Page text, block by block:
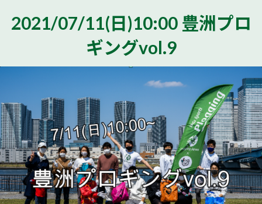
2021/07/11(日)10:00 豊洲プロ
ギングvol.9